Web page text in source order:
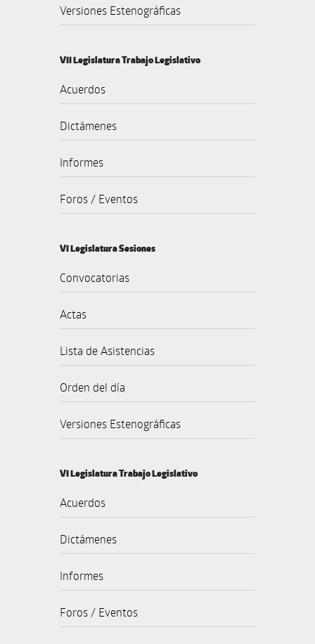
Versiones Estenográficas
VII Legislatura Trabajo Legislativo
Acuerdos
Dictámenes
Informes
Foros / Eventos
VI Legislatura Sesiones
Convocatorias
Actas
Lista de Asistencias
Orden del día
Versiones Estenográficas
VI Legislatura Trabajo Legislativo
Acuerdos
Dictámenes
Informes
Foros / Eventos